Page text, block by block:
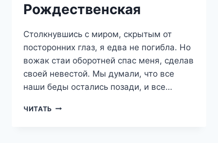
Рождественская
Столкнувшись с миром, скрытым от
посторонних глаз, я едва не погибла. Но
вожак стаи оборотней спас меня, сделав
своей невестой. Мы думали, что все
наши беды остались позади, и все…
ЧИТАТЬ ЕДИНСТВЕННАЯ